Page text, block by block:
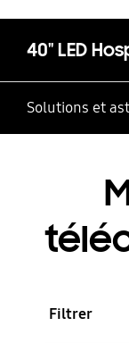
Solutions et
Filtrer